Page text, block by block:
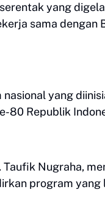
yang
sama
yang
80 Republik
Nugraha,
program